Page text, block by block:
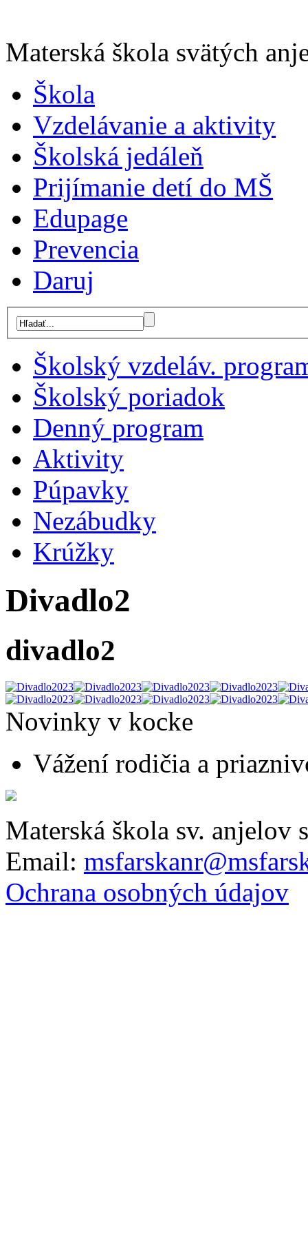
Materská škola svätých
Škola
Vzdelávanie a aktivity
Školská jedáleň
Prijímanie detí do MŠ
Edupage
Prevencia
Daruj
Školský vzdeláv.
Školský poriadok
Denný program
Aktivity
Púpavky
Nezábudky
Krúžky
Divadlo2
divadlo2
Novinky v kocke
Vážení rodičia a
Materská škola sv. anjelov
Email:
Ochrana osobných údajov